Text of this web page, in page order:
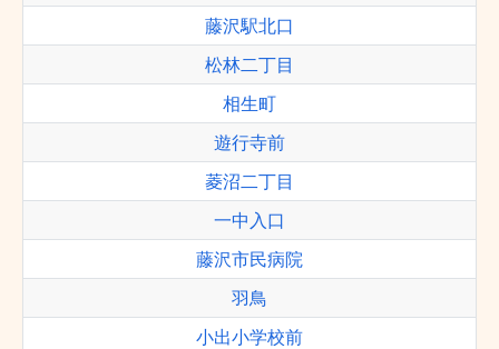
藤沢駅北口
松林二丁目
相生町
遊行寺前
菱沼二丁目
一中入口
藤沢市民病院
羽鳥
小出小学校前